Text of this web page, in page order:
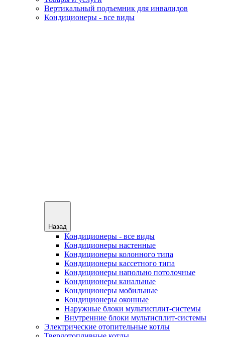
Вертикальный подъемник для инвалидов
Кондиционеры - все виды
Назад
Кондиционеры - все виды
Кондиционеры настенные
Кондиционеры колонного типа
Кондиционеры кассетного типа
Кондиционеры напольно потолочные
Кондиционеры канальные
Кондиционеры мобильные
Кондиционеры оконные
Наружные блоки мультисплит-системы
Внутренние блоки мультисплит-системы
Электрические отопительные котлы